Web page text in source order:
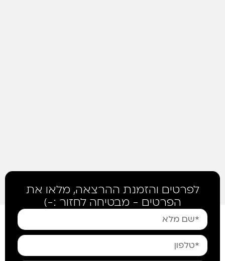
לפרטים והזמנת ההרצאה, מלאו את
הפרטים - מבטיחה לחזור :-)